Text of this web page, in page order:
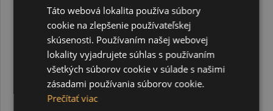
Táto webová lokalita používa súbory
cookie na zlepšenie používateľskej
skúsenosti. Používaním našej webovej
lokality vyjadrujete súhlas s používaním
všetkých súborov cookie v súlade s našimi
zásadami používania súborov cookie.
Prečítať viac